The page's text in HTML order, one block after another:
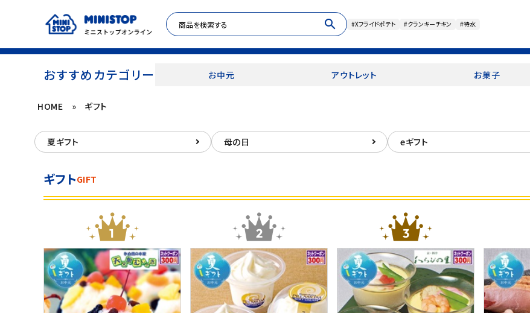
search #Xフライドポテト #クランキーチキン #特水
おすすめカテゴリー お中元 アウトレット お菓子
ACCOUNT MENU
ログイン person 新規登録
セール商品
スイーツ
お菓子
HOME » ギフト
夏ギフト 母の日 eギフト
ギフトGIFT